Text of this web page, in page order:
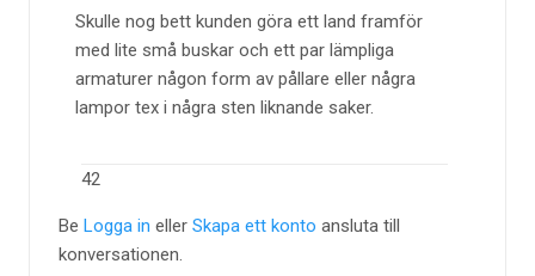
Skulle nog bett kunden göra ett land framför
med lite små buskar och ett par lämpliga
armaturer någon form av pållare eller några
lampor tex i några sten liknande saker.
42
Be Logga in eller Skapa ett konto ansluta till
konversationen.